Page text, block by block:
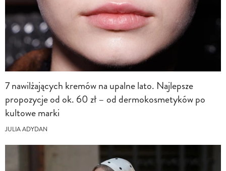
7 nawilżających kremów na upalne lato. Najlepsze
propozycje od ok. 60 zł – od dermokosmetyków po
kultowe marki
JULIA ADYDAN